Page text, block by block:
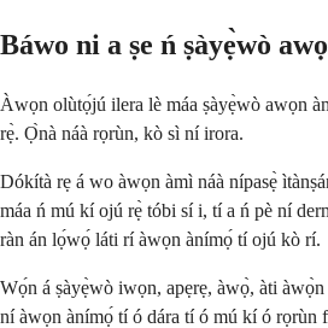
Báwo ni a ṣe ń ṣàyẹ̀wò
Àwọn olùtọ́jú ilera lè máa ṣàyẹ̀wò awọn
rẹ̀. Ọ̀nà náà rọrùn, kò sì ní irora.
Dókítà rẹ á wo àwọn àmì náà nípasẹ̀
máa ń mú kí ojú rẹ̀ tóbi sí i, tí a ń pè ní
ràn án lọ́wọ́ láti rí àwọn ànímọ́ tí ojú kò rí.
Wọ́n á ṣàyẹ̀wò iwọn, apẹrẹ, àwọ̀, àti
ní àwọn ànímọ́ tí ó dára tí ó mú kí ó rọrùn